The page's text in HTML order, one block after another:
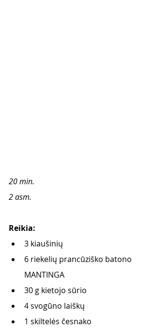
20 min.
2 asm.
Reikia:
3 kiaušinių
6 riekelių prancūziško batono
MANTINGA
30 g kietojo sūrio
4 svogūno laiškų
1 skiltelės česnako